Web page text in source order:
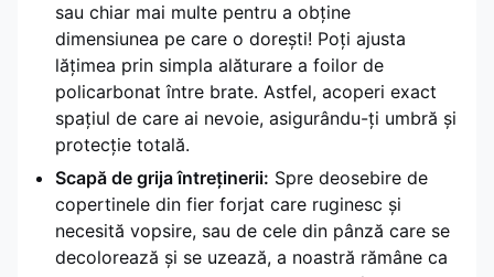
sau chiar mai multe pentru a obține
dimensiunea pe care o dorești! Poți ajusta
lățimea prin simpla alăturare a foilor de
policarbonat între brate. Astfel, acoperi exact
spațiul de care ai nevoie, asigurându-ți umbră și
protecție totală.
Scapă de grija întreținerii: Spre deosebire de
copertinele din fier forjat care ruginesc și
necesită vopsire, sau de cele din pânză care se
decolorează și se uzează, a noastră rămâne ca